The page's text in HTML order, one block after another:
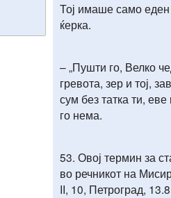
Тој имаше само
ќерка.
– „Пушти го, Велко
гревота, зер и тој,
сум без татка ти,
го нема.
53. Овој термин за
во речникот на
II, 10, Петроград,